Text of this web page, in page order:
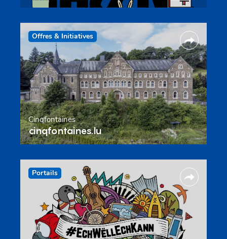
Offres & Initiatives
Cinqfontaines
cinqfontaines.lu
Portails